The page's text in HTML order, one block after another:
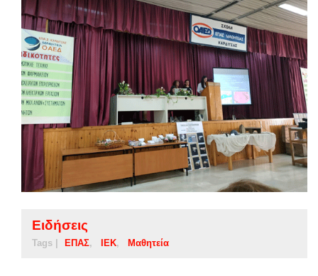
Ειδήσεις
Tags | ΕΠΑΣ ΙΕΚ Μαθητεία